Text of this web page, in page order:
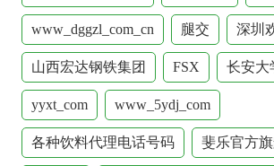
www_dggzl_com_cn 腿交 深圳
山西宏达钢铁集团 FSX 长安大
yyxt_com www_5ydj_com
各种饮料代理电话号码 斐乐官方